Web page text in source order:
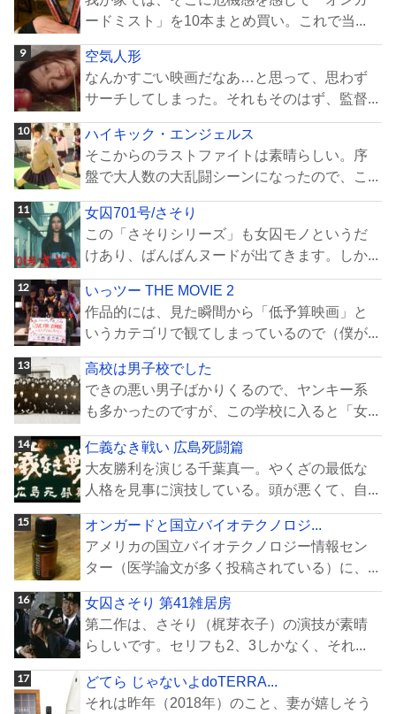
ードミスト」を10本まとめ買い。これで当...
空気人形
なんかすごい映画だなあ…と思って、思わず
サーチしてしまった。それもそのはず、監督...
ハイキック・エンジェルス
そこからのラストファイトは素晴らしい。序
盤で大人数の大乱闘シーンになったので、こ...
女囚701号/さそり
この「さそりシリーズ」も女囚モノというだ
けあり、ばんばんヌードが出てきます。しか...
いっツー THE MOVIE 2
作品的には、見た瞬間から「低予算映画」と
いうカテゴリで観てしまっているので（僕が...
高校は男子校でした
できの悪い男子ばかりくるので、ヤンキー系
も多かったのですが、この学校に入ると「女...
仁義なき戦い 広島死闘篇
大友勝利を演じる千葉真一。やくざの最低な
人格を見事に演技している。頭が悪くて、自...
オンガードと国立バイオテクノロジ...
アメリカの国立バイオテクノロジー情報セン
ター（医学論文が多く投稿されている）に、...
女囚さそり 第41雑居房
第二作は、さそり（梶芽衣子）の演技が素晴
らしいです。セリフも2、3しかなく、それ...
どてら じゃないよdoTERRA...
それは昨年（2018年）のこと、妻が嬉しそう